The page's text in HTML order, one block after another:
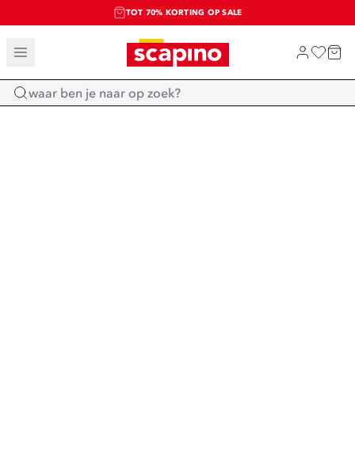
TOT 70% KORTING OP SALE
SALE: LAATSTE KANS!
SHOP NIEUW
Home